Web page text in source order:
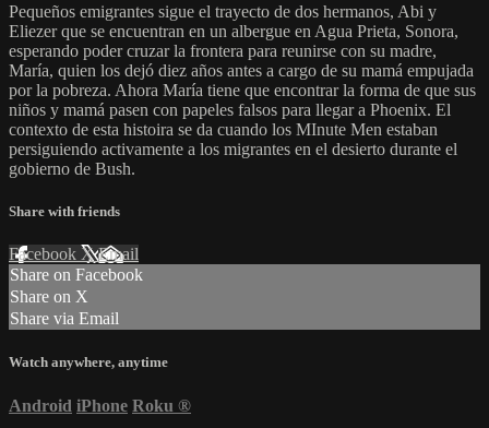
Pequeños emigrantes sigue el trayecto de dos hermanos, Abi y
Eliezer que se encuentran en un albergue en Agua Prieta, Sonora,
esperando poder cruzar la frontera para reunirse con su madre,
María, quien los dejó diez años antes a cargo de su mamá empujada
por la pobreza. Ahora María tiene que encontrar la forma de que sus
niños y mamá pasen con papeles falsos para llegar a Phoenix. El
contexto de esta histoira se da cuando los MInute Men estaban
persiguiendo activamente a los migrantes en el desierto durante el
gobierno de Bush.
Share with friends
Facebook XEmail
Share on Facebook
Share on X
Share via Email
Watch anywhere, anytime
Android iPhone Roku ®